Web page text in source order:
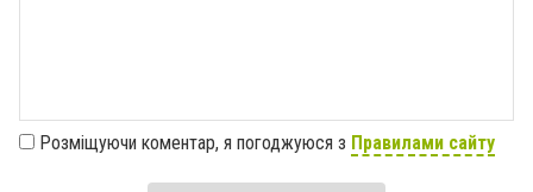
Розміщуючи коментар, я погоджуюся з Правилами сайту